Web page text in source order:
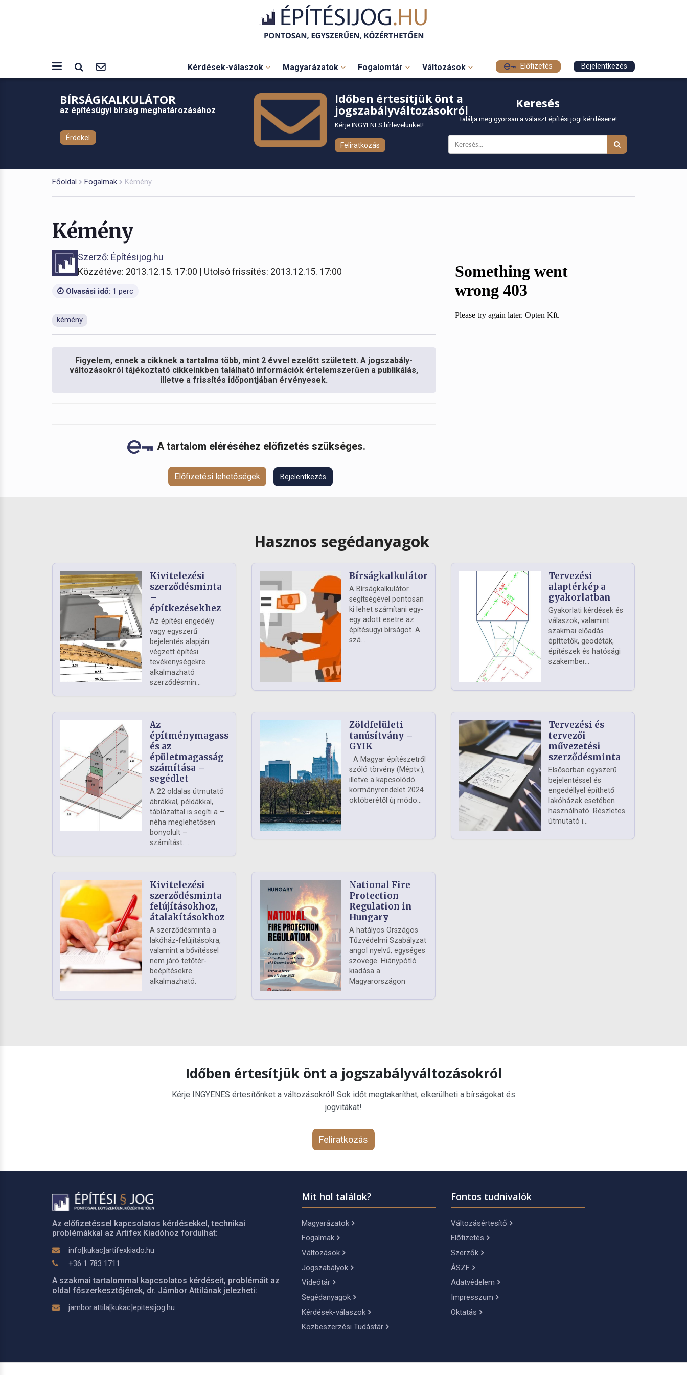
Kérdések-válaszok Magyarázatok Fogalomtár Változások Előfizetés Bejelentkezés
BÍRSÁGKALKULÁTOR
az építésügyi bírság meghatározásához
Érdekel
Időben értesítjük önt a
jogszabályváltozásokról
Kérje INGYENES hírlevelünket!
Feliratkozás
Keresés
Találja meg gyorsan a választ építési jogi kérdéseire!
Főoldal Fogalmak Kémény
Kémény
Szerző: Építésijog.hu
Közzétéve: 2013.12.15. 17:00 | Utolsó frissítés: 2013.12.15. 17:00
Olvasási idő: 1 perc
kémény
Figyelem, ennek a cikknek a tartalma több, mint 2 évvel ezelőtt született. A jogszabály-
változásokról tájékoztató cikkeinkben található információk értelemszerűen a publikálás,
illetve a frissítés időpontjában érvényesek.
A tartalom eléréséhez előfizetés szükséges.
Előfizetési lehetőségek Bejelentkezés
Hasznos segédanyagok
Kivitelezési
szerződésminta
–
építkezésekhez
Az építési engedély
vagy egyszerű
bejelentés alapján
végzett építési
tevékenységekre
alkalmazható
szerződésmin...
Bírságkalkulátor
A Bírságkalkulátor
segítségével pontosan
ki lehet számítani egy-
egy adott esetre az
építésügyi bírságot. A
szá...
Tervezési
alaptérkép a
gyakorlatban
Gyakorlati kérdések és
válaszok, valamint
szakmai előadás
építtetők, geodéták,
építészek és hatósági
szakember...
Az
építménymagasság
és az
épületmagasság
számítása –
segédlet
A 22 oldalas útmutató
ábrákkal, példákkal,
táblázattal is segíti a –
néha meglehetősen
bonyolult –
számítást. ...
Zöldfelületi
tanúsítvány –
GYIK
A Magyar építészetről
szóló törvény (Méptv.),
illetve a kapcsolódó
kormányrendelet 2024
októberétől új módo...
Tervezési és
tervezői
művezetési
szerződésminta
Elsősorban egyszerű
bejelentéssel és
engedéllyel építhető
lakóházak esetében
használható. Részletes
útmutató i...
Kivitelezési
szerződésminta
felújításokhoz,
átalakításokhoz
A szerződésminta a
lakóház-felújításokra,
valamint a bővítéssel
nem járó tetőtér-
beépítésekre
alkalmazható.
National Fire
Protection
Regulation in
Hungary
A hatályos Országos
Tűzvédelmi Szabályzat
angol nyelvű, egységes
szövege. Hiánypótló
kiadása a
Magyarországon
Időben értesítjük önt a jogszabályváltozásokról
Kérje INGYENES értesítőnket a változásokról! Sok időt megtakaríthat, elkerülheti a bírságokat és
jogvitákat!
Feliratkozás
Az előfizetéssel kapcsolatos kérdésekkel, technikai
problémákkal az Artifex Kiadóhoz fordulhat:
info[kukac]artifexkiado.hu
+36 1 783 1711
A szakmai tartalommal kapcsolatos kérdéseit, problémáit az
oldal főszerkesztőjének, dr. Jámbor Attilának jelezheti:
jambor.attila[kukac]epitesijog.hu
Mit hol találok?
Magyarázatok
Fogalmak
Változások
Jogszabályok
Videótár
Segédanyagok
Kérdések-válaszok
Közbeszerzési Tudástár
Fontos tudnivalók
Változásértesítő
Előfizetés
Szerzők
ÁSZF
Adatvédelem
Impresszum
Oktatás